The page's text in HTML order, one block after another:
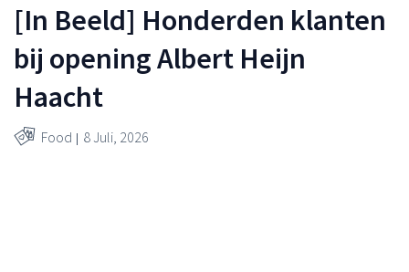
[In Beeld] Honderden klanten
bij opening Albert Heijn
Haacht
Food 8 Juli, 2026